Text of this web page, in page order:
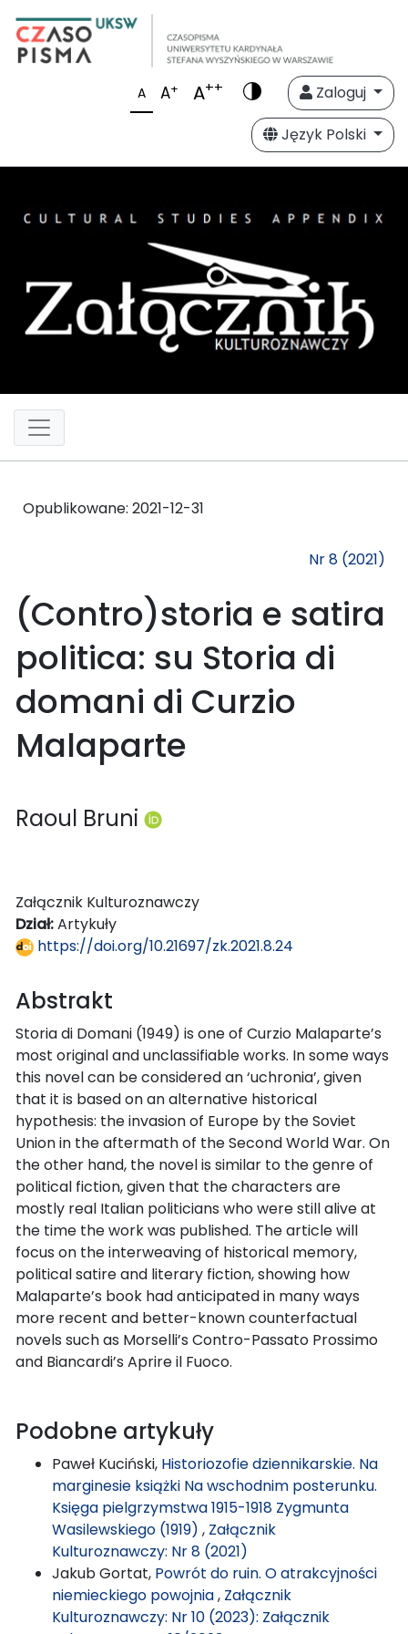
A A+ A++
Zaloguj
Język Polski
Opublikowane: 2021-12-31
Nr 8 (2021)
(Contro)storia e satira
politica: su Storia di
domani di Curzio
Malaparte
Raoul Bruni
Załącznik Kulturoznawczy
Dział:Artykuły
https://doi.org/10.21697/zk.2021.8.24
Abstrakt
Storia di Domani (1949) is one of Curzio Malaparte’s
most original and unclassifiable works. In some ways
this novel can be considered an ‘uchronia’, given
that it is based on an alternative historical
hypothesis: the invasion of Europe by the Soviet
Union in the aftermath of the Second World War. On
the other hand, the novel is similar to the genre of
political fiction, given that the characters are
mostly real Italian politicians who were still alive at
the time the work was published. The article will
focus on the interweaving of historical memory,
political satire and literary fiction, showing how
Malaparte’s book had anticipated in many ways
more recent and better-known counterfactual
novels such as Morselli’s Contro-Passato Prossimo
and Biancardi’s Aprire il Fuoco.
Podobne artykuły
Paweł Kuciński, Historiozofie dziennikarskie. Na
marginesie książki Na wschodnim posterunku.
Księga pielgrzymstwa 1915-1918 Zygmunta
Wasilewskiego (1919) , Załącznik
Kulturoznawczy: Nr 8 (2021)
Jakub Gortat, Powrót do ruin. O atrakcyjności
niemieckiego powojnia, Załącznik
Kulturoznawczy: Nr 10 (2023): Załącznik